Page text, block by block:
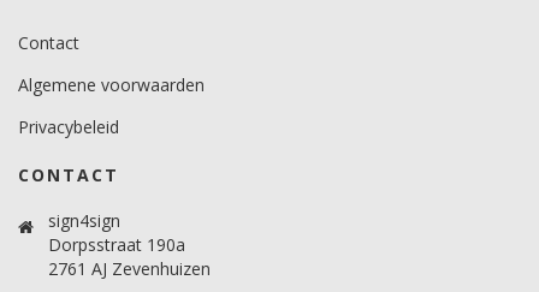
Contact
Algemene voorwaarden
Privacybeleid
CONTACT
sign4sign
Dorpsstraat 190a
2761 AJ Zevenhuizen